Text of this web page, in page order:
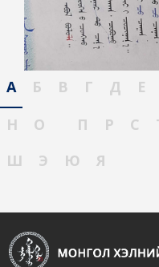
А Б В Г Д Е
Н
О П Р С
Ш
Э Ю Я